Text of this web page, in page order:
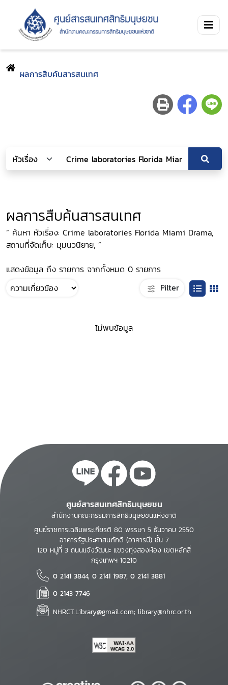
ผลการสืบค้นสารสนเทศ
ผลการสืบค้นสารสนเทศ
“ ค้นหา หัวเรื่อง: Crime laboratories Florida Miami Drama,
สถานที่จัดเก็บ: มุมนวนิยาย, ”
แสดงข้อมูล ถึง รายการ จากทั้งหมด 0 รายการ
Filter
ไม่พบข้อมูล
ศูนย์สารสนเทศสิทธิมนุษยชน
สำนักงานคณะกรรมการสิทธิมนุษยชนแห่งชาติ
ศูนย์ราชการเฉลิมพระเกียรติ 80 พรรษา 5 ธันวาคม 2550
อาคารรัฐประศาสนภักดี (อาคารบี) ชั้น 7
120 หมู่ที่ 3 ถนนแจ้งวัฒนะ แขวงทุ่งสองห้อง เขตหลักสี่
กรุงเทพฯ 10210
0 2141 3844, 0 2141 1987, 0 2141 3881
0 2143 7746
NHRCT.Library@gmail.com; library@nhrc.or.th